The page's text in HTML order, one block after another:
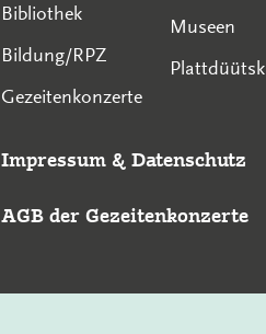
Bibliothek
Bildung/RPZ
Gezeitenkonzerte
Museen
Plattdüütsk
Impressum & Datenschutz
AGB der Gezeitenkonzerte